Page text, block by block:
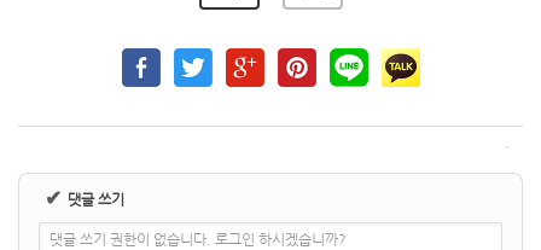
✔ 댓글 쓰기
댓글 쓰기 권한이 없습니다. 로그인 하시겠습니까?